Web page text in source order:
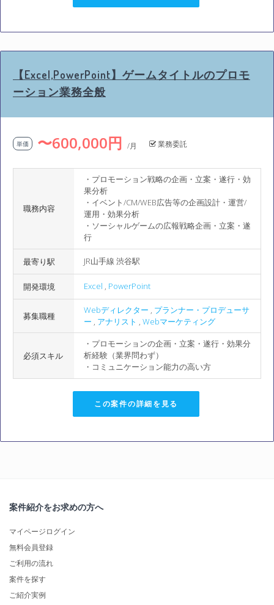
【Excel,PowerPoint】ゲームタイトルのプロモ
ーション業務全般
単価 〜600,000円 /月 業務委託
職務内容
・プロモーション戦略の企画・立案・遂行・効
果分析
・イベント/CM/WEB広告等の企画設計・運営/
運用・効果分析
・ソーシャルゲームの広報戦略企画・立案・遂
行
最寄り駅 JR山手線 渋谷駅
開発環境 Excel , PowerPoint
募集職種
Webディレクター , プランナー・プロデューサ
ー , アナリスト , Webマーケティング
必須スキル
・プロモーションの企画・立案・遂行・効果分
析経験（業界問わず）
・コミュニケーション能力の高い方
この案件の詳細を見る
案件紹介をお求めの方へ
マイページログイン
無料会員登録
ご利用の流れ
案件を探す
ご紹介実例